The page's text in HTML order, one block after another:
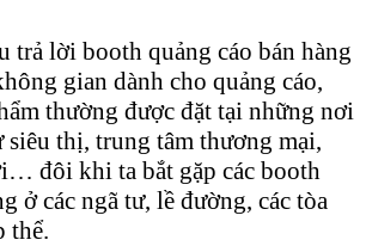
trả lời booth quảng cáo bán hàng
gian dành cho quảng cáo,
thường được đặt tại những nơi
thị, trung tâm thương mại,
đôi khi ta bắt gặp các booth
ở các ngã tư, lề đường, các tòa
thể.